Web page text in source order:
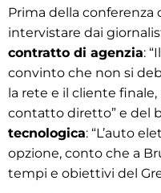
Prima della conferenza
intervistare dai
contratto di agenzia:
convinto che non si
la rete e il cliente
contatto diretto” e del
tecnologica: “L’auto
opzione, conto che a
tempi e obiettivi del